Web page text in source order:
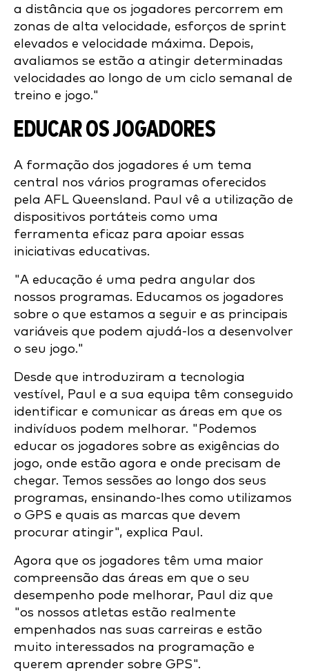
a distância que os jogadores percorrem em
zonas de alta velocidade, esforços de sprint
elevados e velocidade máxima. Depois,
avaliamos se estão a atingir determinadas
velocidades ao longo de um ciclo semanal de
treino e jogo."
EDUCAR OS JOGADORES
A formação dos jogadores é um tema
central nos vários programas oferecidos
pela AFL Queensland. Paul vê a utilização de
dispositivos portáteis como uma
ferramenta eficaz para apoiar essas
iniciativas educativas.
"A educação é uma pedra angular dos
nossos programas. Educamos os jogadores
sobre o que estamos a seguir e as principais
variáveis que podem ajudá-los a desenvolver
o seu jogo."
Desde que introduziram a tecnologia
vestível, Paul e a sua equipa têm conseguido
identificar e comunicar as áreas em que os
indivíduos podem melhorar. "Podemos
educar os jogadores sobre as exigências do
jogo, onde estão agora e onde precisam de
chegar. Temos sessões ao longo dos seus
programas, ensinando-lhes como utilizamos
o GPS e quais as marcas que devem
procurar atingir", explica Paul.
Agora que os jogadores têm uma maior
compreensão das áreas em que o seu
desempenho pode melhorar, Paul diz que
"os nossos atletas estão realmente
empenhados nas suas carreiras e estão
muito interessados na programação e
querem aprender sobre GPS".